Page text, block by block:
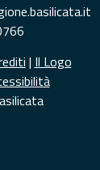
| Il Logo